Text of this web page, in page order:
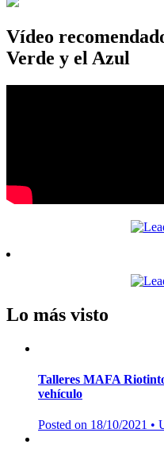
Vídeo
Verde y el Azul
Lo más visto
Talleres MAFA
vehículo
Posted on 18/10/2021 •